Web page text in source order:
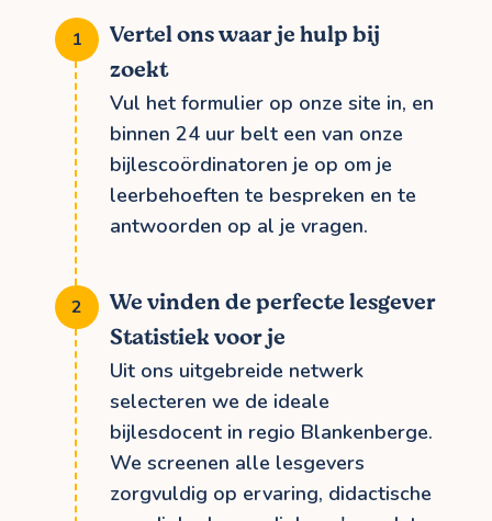
Vertel ons waar je hulp bij
zoekt
Vul het formulier op onze site in, en
binnen 24 uur belt een van onze
bijlescoördinatoren je op om je
leerbehoeften te bespreken en te
antwoorden op al je vragen.
We vinden de perfecte lesgever
Statistiek voor je
Uit ons uitgebreide netwerk
selecteren we de ideale
bijlesdocent in regio Blankenberge.
We screenen alle lesgevers
zorgvuldig op ervaring, didactische